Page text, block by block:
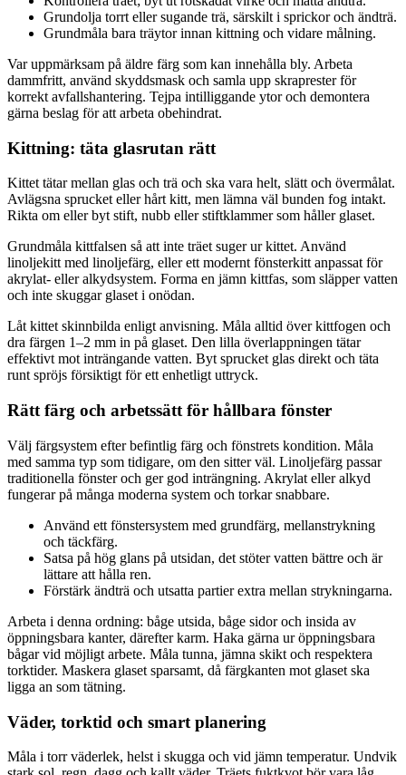
Grundolja torrt eller sugande trä, särskilt i sprickor och ändträ.
Grundmåla bara träytor innan kittning och vidare målning.
Var uppmärksam på äldre färg som kan innehålla bly. Arbeta
dammfritt, använd skyddsmask och samla upp skraprester för
korrekt avfallshantering. Tejpa intilliggande ytor och demontera
gärna beslag för att arbeta obehindrat.
Kittning: täta glasrutan rätt
Kittet tätar mellan glas och trä och ska vara helt, slätt och övermålat.
Avlägsna sprucket eller hårt kitt, men lämna väl bunden fog intakt.
Rikta om eller byt stift, nubb eller stiftklammer som håller glaset.
Grundmåla kittfalsen så att inte träet suger ur kittet. Använd
linoljekitt med linoljefärg, eller ett modernt fönsterkitt anpassat för
akrylat- eller alkydsystem. Forma en jämn kittfas, som släpper vatten
och inte skuggar glaset i onödan.
Låt kittet skinnbilda enligt anvisning. Måla alltid över kittfogen och
dra färgen 1–2 mm in på glaset. Den lilla överlappningen tätar
effektivt mot inträngande vatten. Byt sprucket glas direkt och täta
runt spröjs försiktigt för ett enhetligt uttryck.
Rätt färg och arbetssätt för hållbara fönster
Välj färgsystem efter befintlig färg och fönstrets kondition. Måla
med samma typ som tidigare, om den sitter väl. Linoljefärg passar
traditionella fönster och ger god inträngning. Akrylat eller alkyd
fungerar på många moderna system och torkar snabbare.
Använd ett fönstersystem med grundfärg, mellanstrykning
och täckfärg.
Satsa på hög glans på utsidan, det stöter vatten bättre och är
lättare att hålla ren.
Förstärk ändträ och utsatta partier extra mellan strykningarna.
Arbeta i denna ordning: båge utsida, båge sidor och insida av
öppningsbara kanter, därefter karm. Haka gärna ur öppningsbara
bågar vid möjligt arbete. Måla tunna, jämna skikt och respektera
torktider. Maskera glaset sparsamt, då färgkanten mot glaset ska
ligga an som tätning.
Väder, torktid och smart planering
Måla i torr väderlek, helst i skugga och vid jämn temperatur. Undvik